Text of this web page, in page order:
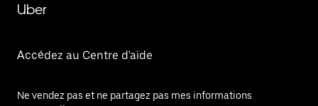
Uber
Accédez au Centre d'aide
Ne vendez pas et ne partagez pas mes informations